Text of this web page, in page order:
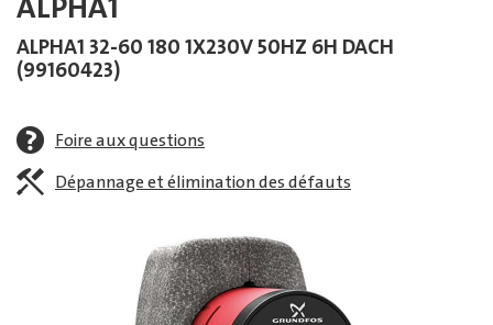
ALPHA1
ALPHA1 32-60 180 1X230V 50HZ 6H DACH
(99160423)
Foire aux questions
Dépannage et élimination des défauts